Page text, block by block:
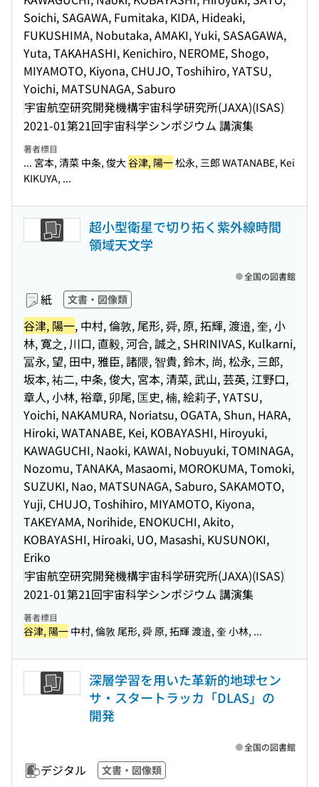
Soichi, SAGAWA, Fumitaka, KIDA, Hideaki,
FUKUSHIMA, Nobutaka, AMAKI, Yuki, SASAGAWA,
Yuta, TAKAHASHI, Kenichiro, NEROME, Shogo,
MIYAMOTO, Kiyona, CHUJO, Toshihiro, YATSU,
Yoichi, MATSUNAGA, Saburo
宇宙航空研究開発機構宇宙科学研究所(JAXA)(ISAS)
2021-01第21回宇宙科学シンポジウム 講演集
著者標目
... 宮本, 清菜 中条, 俊大谷津, 陽一松永, 三郎 WATANABE, Kei
KIKUYA, ...
超小型衛星で切り拓く紫外線時間
領域天文学
紙 文書・図像類
谷津, 陽一, 中村, 倫敦, 尾形, 舜, 原, 拓輝, 渡邉, 奎, 小
林, 寛之, 川口, 直毅, 河合, 誠之, SHRINIVAS, Kulkarni,
冨永, 望, 田中, 雅臣, 諸隈, 智貴, 鈴木, 尚, 松永, 三郎,
坂本, 祐二, 中条, 俊大, 宮本, 清菜, 武山, 芸英, 江野口,
章人, 小林, 裕章, 卯尾, 匡史, 楠, 絵莉子, YATSU,
Yoichi, NAKAMURA, Noriatsu, OGATA, Shun, HARA,
Hiroki, WATANABE, Kei, KOBAYASHI, Hiroyuki,
KAWAGUCHI, Naoki, KAWAI, Nobuyuki, TOMINAGA,
Nozomu, TANAKA, Masaomi, MOROKUMA, Tomoki,
SUZUKI, Nao, MATSUNAGA, Saburo, SAKAMOTO,
Yuji, CHUJO, Toshihiro, MIYAMOTO, Kiyona,
TAKEYAMA, Norihide, ENOKUCHI, Akito,
KOBAYASHI, Hiroaki, UO, Masashi, KUSUNOKI,
Eriko
宇宙航空研究開発機構宇宙科学研究所(JAXA)(ISAS)
2021-01第21回宇宙科学シンポジウム 講演集
全国の図書館
著者標目
谷津, 陽一 中村, 倫敦 尾形, 舜 原, 拓輝 渡邉, 奎 小林, ...
深層学習を用いた革新的地球セン
サ・スタートラッカ「DLAS」の
開発
デジタル 文書・図像類
全国の図書館